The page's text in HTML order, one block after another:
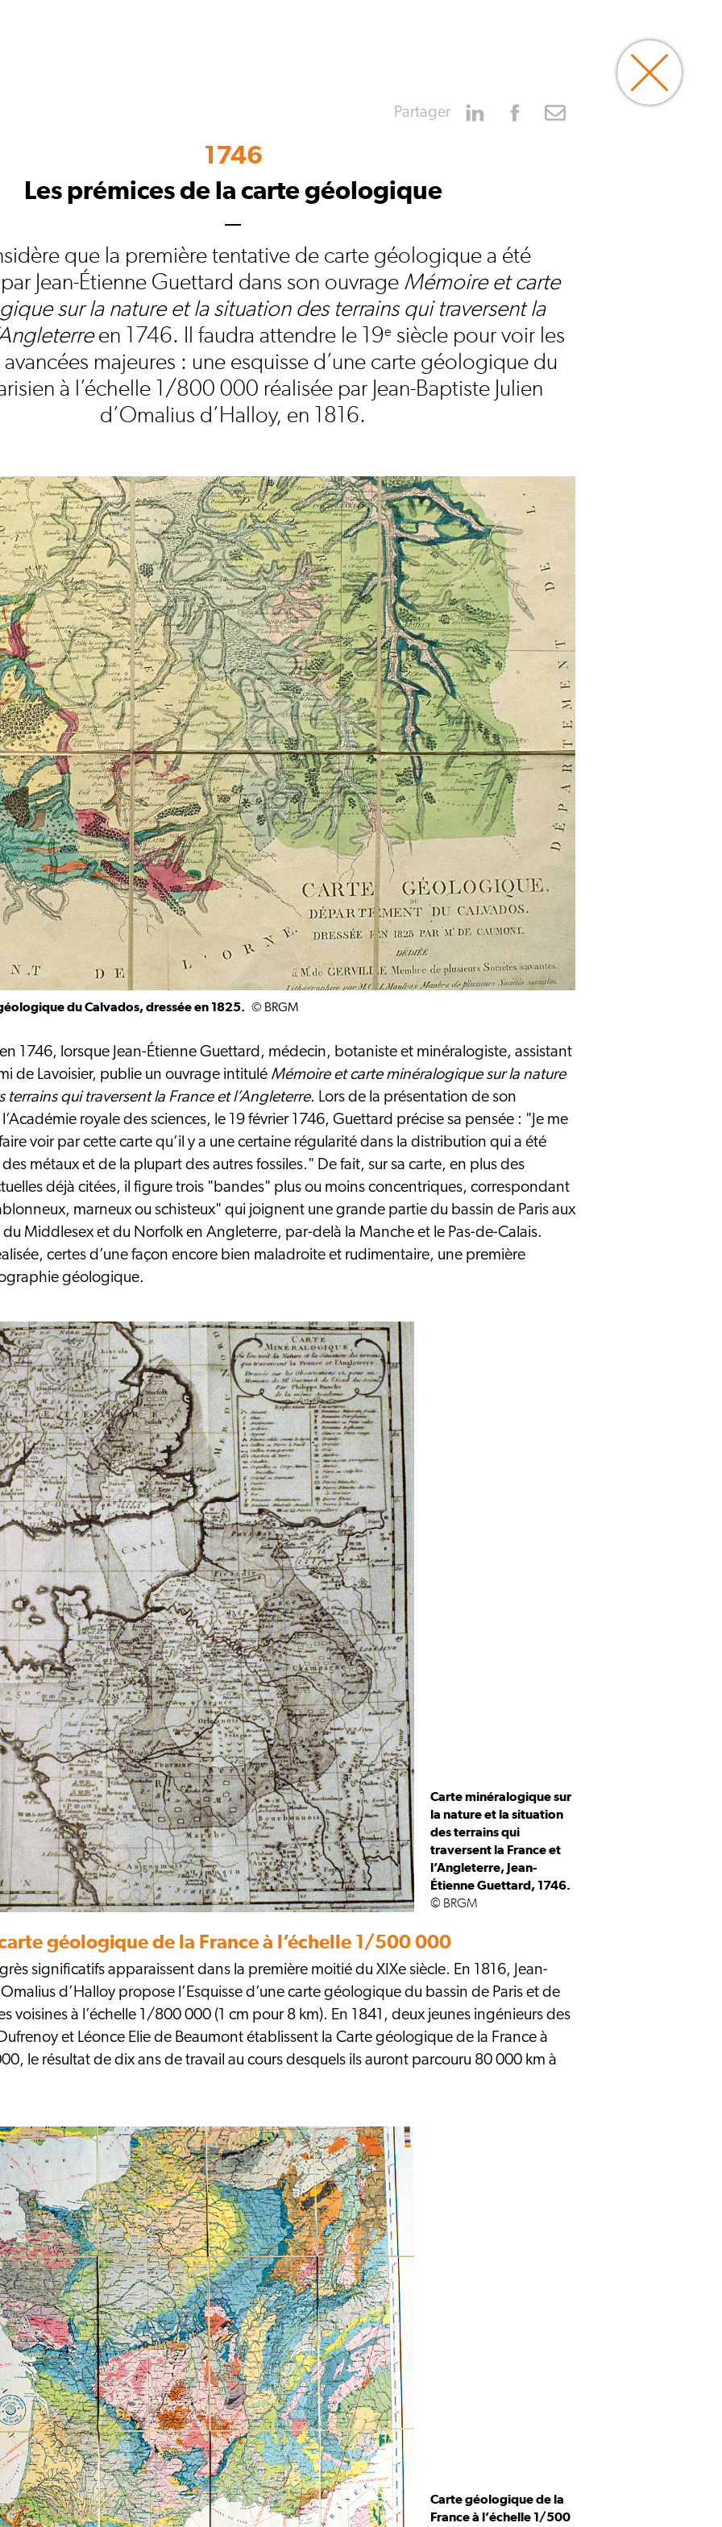
Partager
1746
Les prémices de la carte géologique
que la première tentative de carte géologique a été
Jean-Étienne Guettard dans son ouvrage Mémoire et carte
sur la nature et la situation des terrains qui traversent la
en 1746. Il faudra attendre le 19e siècle pour voir les
majeures : une esquisse d’une carte géologique du
à l’échelle 1/800 000 réalisée par Jean-Baptiste Julien
d’Omalius d’Halloy, en 1816.
du Calvados, dressée en 1825. © BRGM
1746, lorsque Jean-Étienne Guettard, médecin, botaniste et minéralogiste, assistant
de Lavoisier, publie un ouvrage intitulé Mémoire et carte minéralogique sur la nature
terrains qui traversent la France et l’Angleterre. Lors de la présentation de son
royale des sciences, le 19 février 1746, Guettard précise sa pensée : "Je me
voir par cette carte qu’il y a une certaine régularité dans la distribution qui a été
métaux et de la plupart des autres fossiles." De fait, sur sa carte, en plus des
déjà citées, il figure trois "bandes" plus ou moins concentriques, correspondant
marneux ou schisteux" qui joignent une grande partie du bassin de Paris aux
Middlesex et du Norfolk en Angleterre, par-delà la Manche et le Pas-de-Calais.
certes d’une façon encore bien maladroite et rudimentaire, une première
géologique.
Carte minéralogique sur
la nature et la situation
des terrains qui
traversent la France et
l’Angleterre, Jean-
Étienne Guettard, 1746.
© BRGM
géologique de la France à l’échelle 1/500 000
significatifs apparaissent dans la première moitié du XIXe siècle. En 1816, Jean-
d’Halloy propose l’Esquisse d’une carte géologique du bassin de Paris et de
voisines à l’échelle 1/800 000 (1 cm pour 8 km). En 1841, deux jeunes ingénieurs des
et Léonce Elie de Beaumont établissent la Carte géologique de la France à
le résultat de dix ans de travail au cours desquels ils auront parcouru 80 000 km à
Carte géologique de la
France à l’échelle 1/500